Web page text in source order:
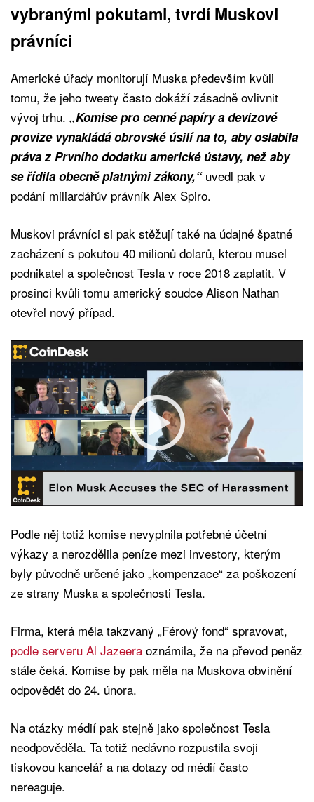
vybranými pokutami, tvrdí Muskovi
právníci
Americké úřady monitorují Muska především kvůli
tomu, že jeho tweety často dokáží zásadně ovlivnit
vývoj trhu. „Komise pro cenné papíry a devizové
provize vynakládá obrovské úsilí na to, aby oslabila
práva z Prvního dodatku americké ústavy, než aby
se řídila obecně platnými zákony,“uvedl pak v
podání miliardářův právník Alex Spiro.
Muskovi právníci si pak stěžují také na údajné špatné
zacházení s pokutou 40 milionů dolarů, kterou musel
podnikatel a společnost Tesla v roce 2018 zaplatit. V
prosinci kvůli tomu americký soudce Alison Nathan
otevřel nový případ.
Podle něj totiž komise nevyplnila potřebné účetní
výkazy a nerozdělila peníze mezi investory, kterým
byly původně určené jako „kompenzace“ za poškození
ze strany Muska a společnosti Tesla.
Firma, která měla takzvaný „Férový fond“ spravovat,
podle serveru Al Jazeera oznámila, že na převod peněz
stále čeká. Komise by pak měla na Muskova obvinění
odpovědět do 24. února.
Na otázky médií pak stejně jako společnost Tesla
neodpověděla. Ta totiž nedávno rozpustila svoji
tiskovou kancelář a na dotazy od médií často
nereaguje.